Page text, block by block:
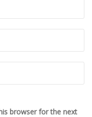
browser for the next